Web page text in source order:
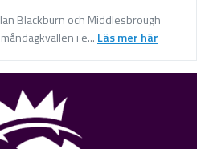
Blackburn och Middlesbrough
i e... Läs mer här